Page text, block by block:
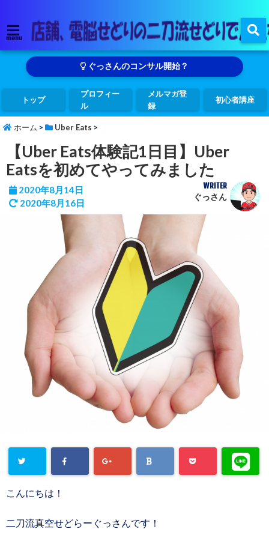
menu
ぐっさんのコンサル開始？
トップ
プロフィー
ル
メルマガ登
録
初心者講座
ホーム > Uber Eats >
【Uber Eats体験記1日目】Uber
Eatsを初めてやってみました
2020年8月14日
2020年8月16日
WRITER
ぐっさん
こんにちは！
二刀流真空せどらーぐっさんです！